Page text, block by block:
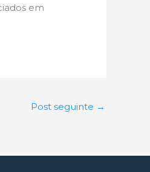
em
Post seguinte →